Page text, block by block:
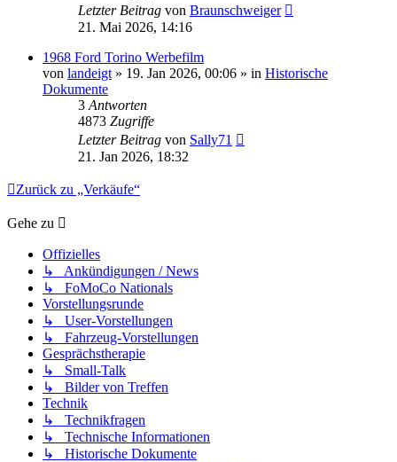
Letzter Beitrag von Braunschweiger
21. Mai 2026, 14:16
1968 Ford Torino Werbefilm
von landeigt » 19. Jan 2026, 00:06 » in Historische
Dokumente
3 Antworten
4873 Zugriffe
Letzter Beitrag von Sally71
21. Jan 2026, 18:32
Zurück zu „Verkäufe“
Gehe zu
Offizielles
↳ Ankündigungen / News
↳ FoMoCo Nationals
Vorstellungsrunde
↳ User-Vorstellungen
↳ Fahrzeug-Vorstellungen
Gesprächstherapie
↳ Small-Talk
↳ Bilder von Treffen
Technik
↳ Technikfragen
↳ Technische Informationen
↳ Historische Dokumente